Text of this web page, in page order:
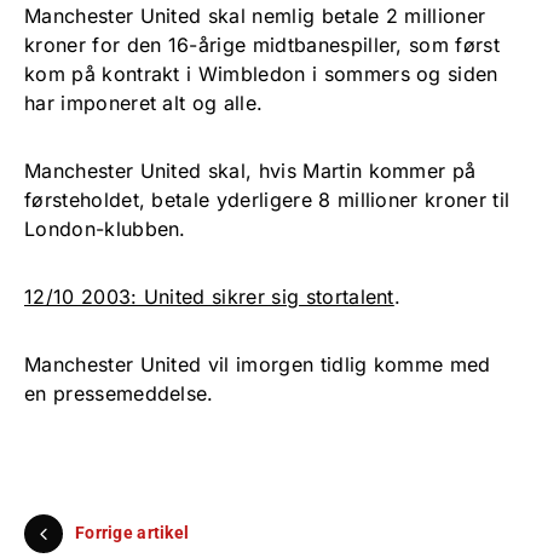
Manchester United skal nemlig betale 2 millioner
kroner for den 16-årige midtbanespiller, som først
kom på kontrakt i Wimbledon i sommers og siden
har imponeret alt og alle.
Manchester United skal, hvis Martin kommer på
førsteholdet, betale yderligere 8 millioner kroner til
London-klubben.
12/10 2003: United sikrer sig stortalent.
Manchester United vil imorgen tidlig komme med
en pressemeddelse.
Forrige artikel